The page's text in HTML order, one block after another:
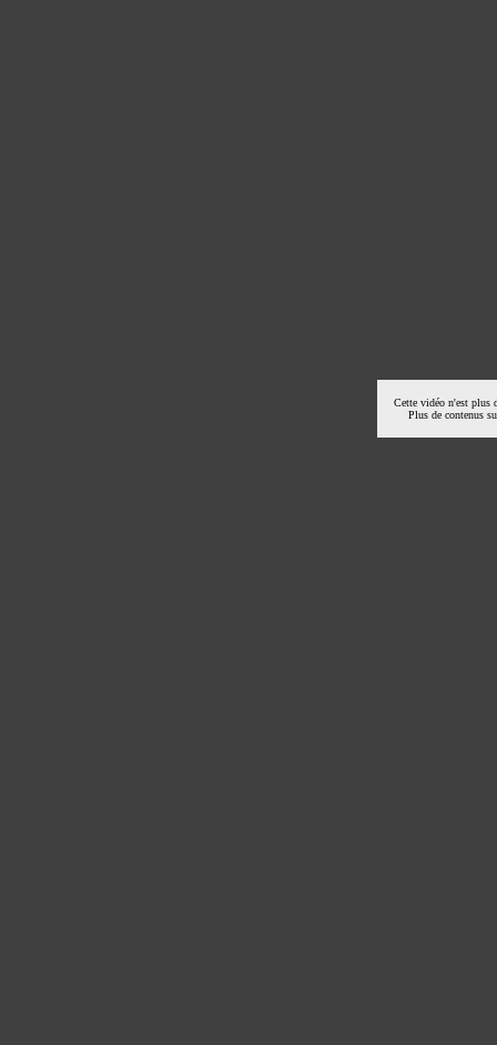
Cette vidéo n'est plus
Plus de contenus